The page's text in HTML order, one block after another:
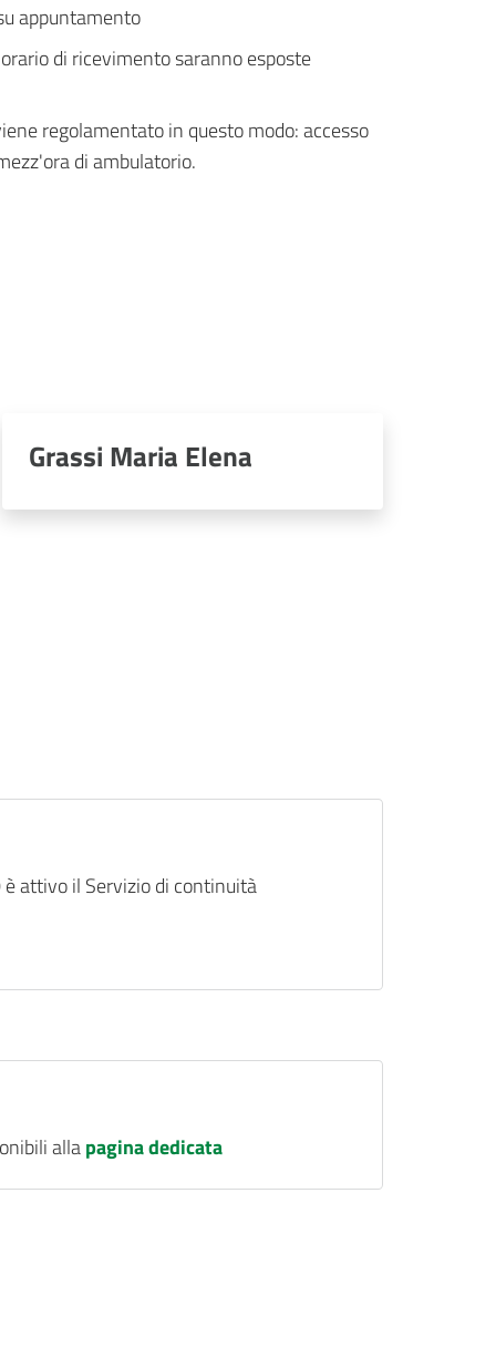
appuntamento
di ricevimento saranno esposte
regolamentato in questo modo: accesso
di ambulatorio.
Grassi Maria Elena
attivo il Servizio di continuità
allapagina dedicata